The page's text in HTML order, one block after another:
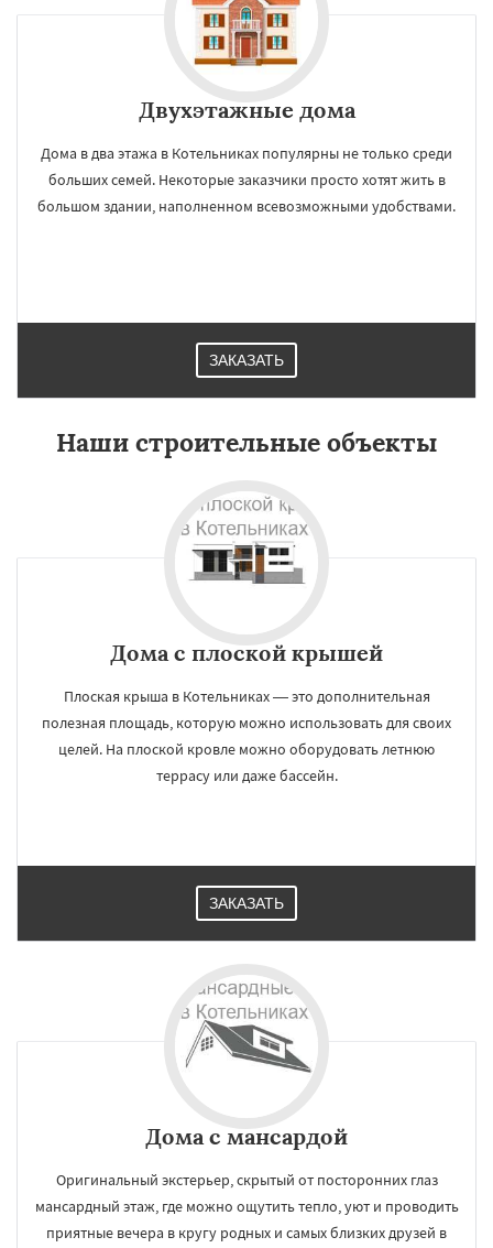
Двухэтажные дома
Дома в два этажа в Котельниках популярны не только среди
больших семей. Некоторые заказчики просто хотят жить в
большом здании, наполненном всевозможными удобствами.
ЗАКАЗАТЬ
Наши строительные объекты
Дома с плоской крышей
Плоская крыша в Котельниках — это дополнительная
полезная площадь, которую можно использовать для своих
целей. На плоской кровле можно оборудовать летнюю
террасу или даже бассейн.
ЗАКАЗАТЬ
Дома с мансардой
Оригинальный экстерьер, скрытый от посторонних глаз
мансардный этаж, где можно ощутить тепло, уют и проводить
приятные вечера в кругу родных и самых близких друзей в